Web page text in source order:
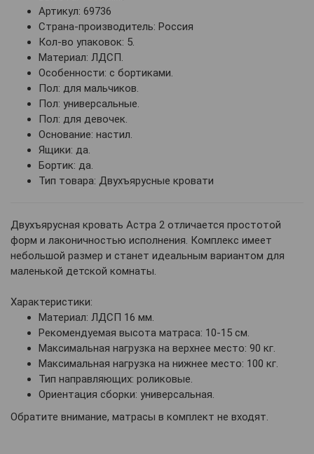
Артикул: 69736
Страна-производитель: Россия
Кол-во упаковок: 5.
Материал: ЛДСП.
Особенности: с бортиками.
Пол: для мальчиков.
Пол: универсальные.
Пол: для девочек.
Основание: настил.
Ящики: да.
Бортик: да.
Тип товара: Двухъярусные кровати
Двухъярусная кровать Астра 2 отличается простотой
форм и лаконичностью исполнения. Комплекс имеет
небольшой размер и станет идеальным вариантом для
маленькой детской комнаты.
Характеристики:
Материал: ЛДСП 16 мм.
Рекомендуемая высота матраса: 10-15 см.
Максимальная нагрузка на верхнее место: 90 кг.
Максимальная нагрузка на нижнее место: 100 кг.
Тип направляющих: роликовые.
Ориентация сборки: универсальная.
Обратите внимание, матрасы в комплект не входят.